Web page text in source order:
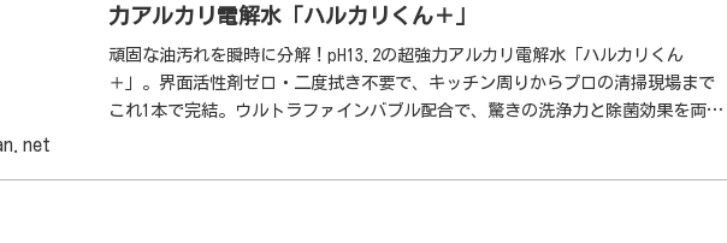
力アルカリ電解水「ハルカリくん＋」
頑固な油汚れを瞬時に分解！pH13.2の超強力アルカリ電解水「ハルカリくん
＋」。界面活性剤ゼロ・二度拭き不要で、キッチン周りからプロの清掃現場まで
これ1本で完結。ウルトラファインバブル配合で、驚きの洗浄力と除菌効果を両立